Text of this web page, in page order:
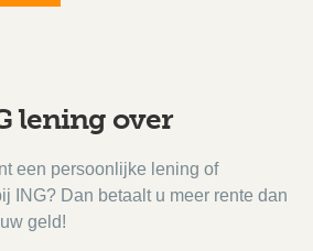
lening over
een persoonlijke lening of
ING? Dan betaalt u meer rente dan
geld!